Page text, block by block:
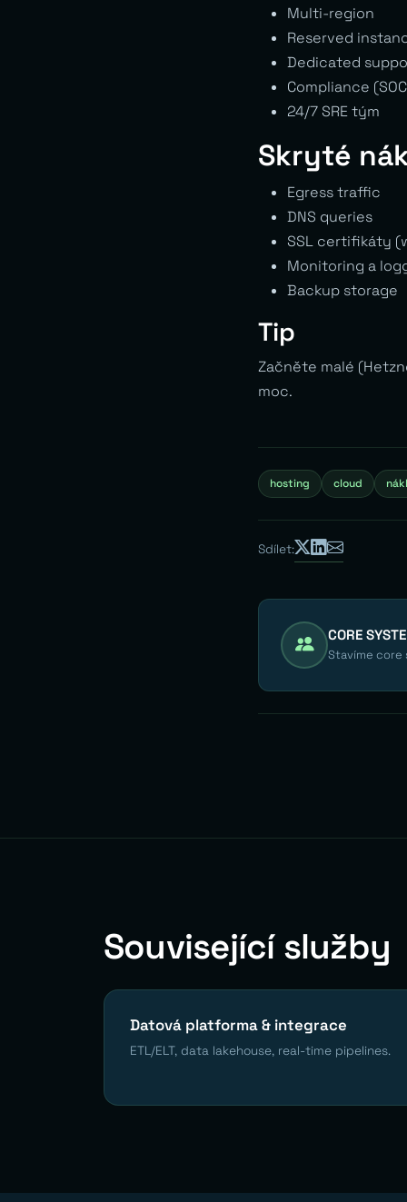
Multi-region
Reserved
Dedicated
Compliance
24/7 SRE tým
Skryté
Egress traffic
DNS queries
SSL certifikáty
Monitoring a
Backup storage
Tip
Začněte malé
moc.
hosting cloud
Sdílet:
CORE
Stavíme core
Související služby
Datová platforma & integrace
ETL/ELT, data lakehouse, real-time pipelines.